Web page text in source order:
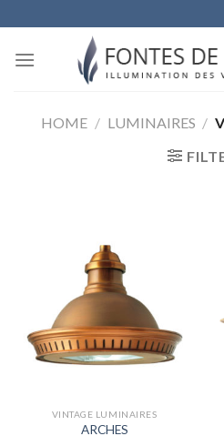
to
content
HOME / LUMINAIRES /
VINTAGE LUMINAIRES
ARCHES